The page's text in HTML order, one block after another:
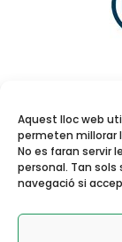
Aquest lloc web
permeten millorar
No es faran servir
personal. Tan sols
navegació si